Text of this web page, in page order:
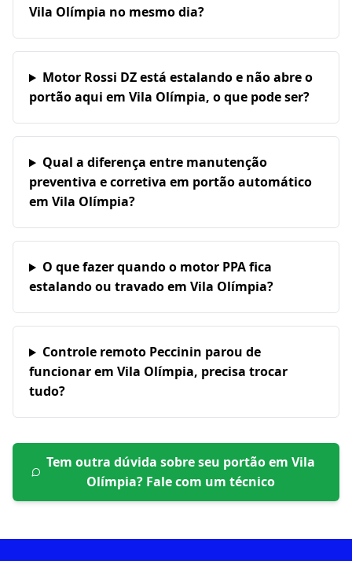
Vila Olímpia no mesmo dia?
Motor Rossi DZ está estalando e não abre o
portão aqui em Vila Olímpia, o que pode ser?
Qual a diferença entre manutenção
preventiva e corretiva em portão automático
em Vila Olímpia?
O que fazer quando o motor PPA fica
estalando ou travado em Vila Olímpia?
Controle remoto Peccinin parou de
funcionar em Vila Olímpia, precisa trocar
tudo?
Tem outra dúvida sobre seu portão emVila
Olímpia? Fale com um técnico